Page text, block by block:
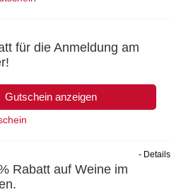
für die Anmeldung am
Gutschein anzeigen
Rabatt auf Weine im
- Details